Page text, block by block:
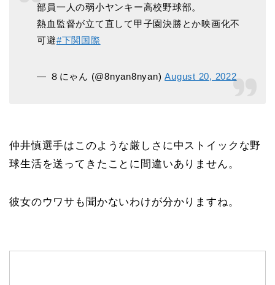
部員一人の弱小ヤンキー高校野球部。
熱血監督が立て直して甲子園決勝とか映画化不
可避#下関国際
— ８にゃん (@8nyan8nyan)August 20, 2022
仲井慎選手はこのような厳しさに中ストイックな野
球生活を送ってきたことに間違いありません。
彼女のウワサも聞かないわけが分かりますね。